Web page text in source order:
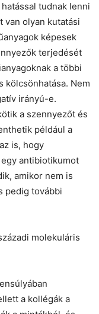
tudnak lenni
van olyan kutatási
képesek
terjedését
a többi
Nem
irányú-e.
a szennyezőt és
például a
is, hogy
antibiotikumot
amikor nem is
pedig további
molekuláris
a kollégák a